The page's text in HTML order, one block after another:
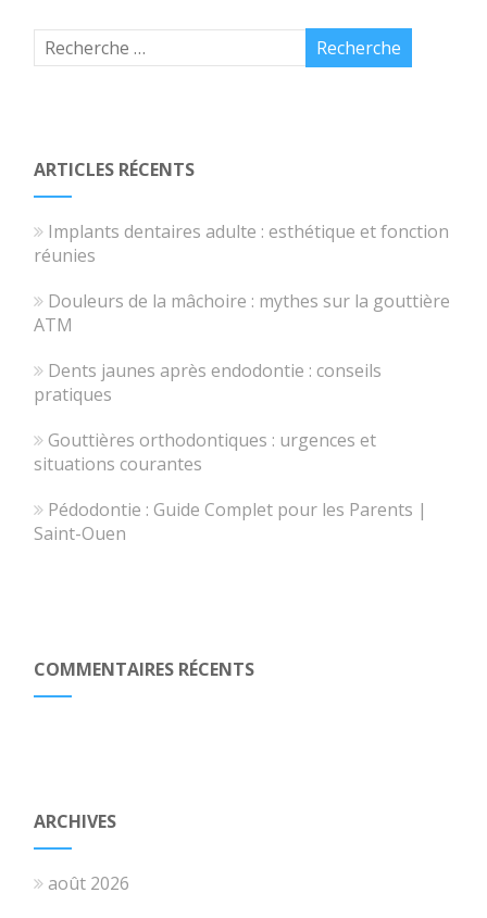
ARTICLES RÉCENTS
Implants dentaires adulte : esthétique et fonction
réunies
Douleurs de la mâchoire : mythes sur la gouttière
ATM
Dents jaunes après endodontie : conseils
pratiques
Gouttières orthodontiques : urgences et
situations courantes
Pédodontie : Guide Complet pour les Parents |
Saint-Ouen
COMMENTAIRES RÉCENTS
ARCHIVES
août 2026